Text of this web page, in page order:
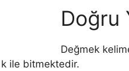
Doğru
Değmek
ile bitmektedir.